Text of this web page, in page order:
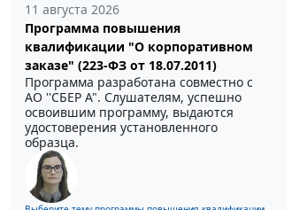
11 августа 2026
Программа повышения
квалификации "О корпоративном
заказе" (223-ФЗ от 18.07.2011)
Программа разработана совместно с
АО ''СБЕР А". Слушателям, успешно
освоившим программу, выдаются
удостоверения установленного
образца.